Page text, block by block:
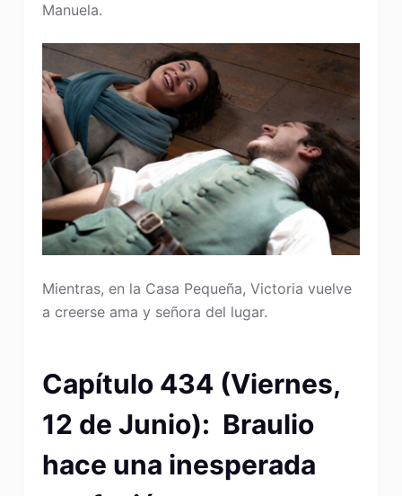
Manuela.
Mientras, en la Casa Pequeña, Victoria vuelve
a creerse ama y señora del lugar.
Capítulo 434 (Viernes,
12 de Junio): Braulio
hace una inesperada